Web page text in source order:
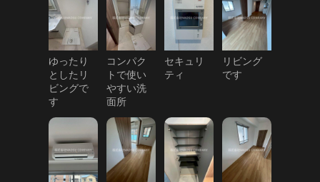
ゆったり
としたリ
ビングで
す
コンパク
トで使い
やすい洗
面所
セキュリ
ティ
リビング
です